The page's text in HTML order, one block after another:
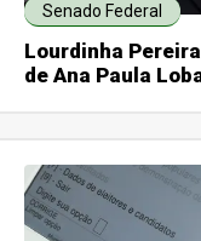
Senado Federal
Lourdinha
de Ana Paula